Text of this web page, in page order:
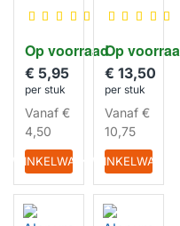
Op voorraad
Gorenje
/ REC25
€ 5,95
per stuk
Vanaf €
4,50
WINKELWAGEN
Op
Gorenje
/ AH024
€ 13,50
per stuk
Vanaf€
10,75
IN WINKELWAGEN